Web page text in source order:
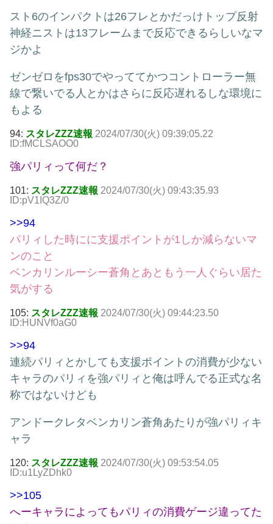
スト6のインパクトは26フレとかだっけトップ反射
神経ニストは13フレームまで反応できるらしいなマ
ジかよ
ゼンゼロをfps30でやっててかつコントローラー無
線で繋いでる人とかはさらに反応遅れるしな環境に
もよる
94: スタレZZZ速報 2024/07/30(火) 09:39:05.22
ID:fMCLSAOO0
強パリィって何だ？
101: スタレZZZ速報 2024/07/30(火) 09:43:35.93
ID:pV1IQ3Z/0
>>94
パリィした時にに支援ポイントが1しか減らないマ
ンのこと
ベンカリンルーシー蒼角とあともう一人ぐらい居た
気がする
105: スタレZZZ速報 2024/07/30(火) 09:44:23.50
ID:HUNVf0aG0
>>94
連続パリィとかしても支援ポイントの消費が少ない
キャラのパリィを強パリィと俺は呼んでる正式な名
称ではないけども
アンドークレタベンカリン蒼角あたりが強パリィキ
ャラ
120: スタレZZZ速報 2024/07/30(火) 09:53:54.05
ID:u1LyZDhk0
>>105
へーキャラによってもパリィの消費ゲージ違ってた